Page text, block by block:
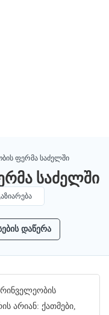
ფერმა საძელში
საძელში
დაწერა
არიან: ქათმები,